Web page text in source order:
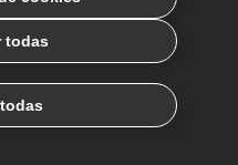
Español
todas